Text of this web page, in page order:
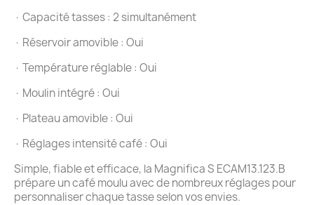
· Capacité tasses : 2 simultanément
· Réservoir amovible : Oui
· Température réglable : Oui
· Moulin intégré : Oui
· Plateau amovible : Oui
· Réglages intensité café : Oui
Simple, fiable et efficace, la Magnifica S ECAM13.123.B
prépare un café moulu avec de nombreux réglages pour
personnaliser chaque tasse selon vos envies.